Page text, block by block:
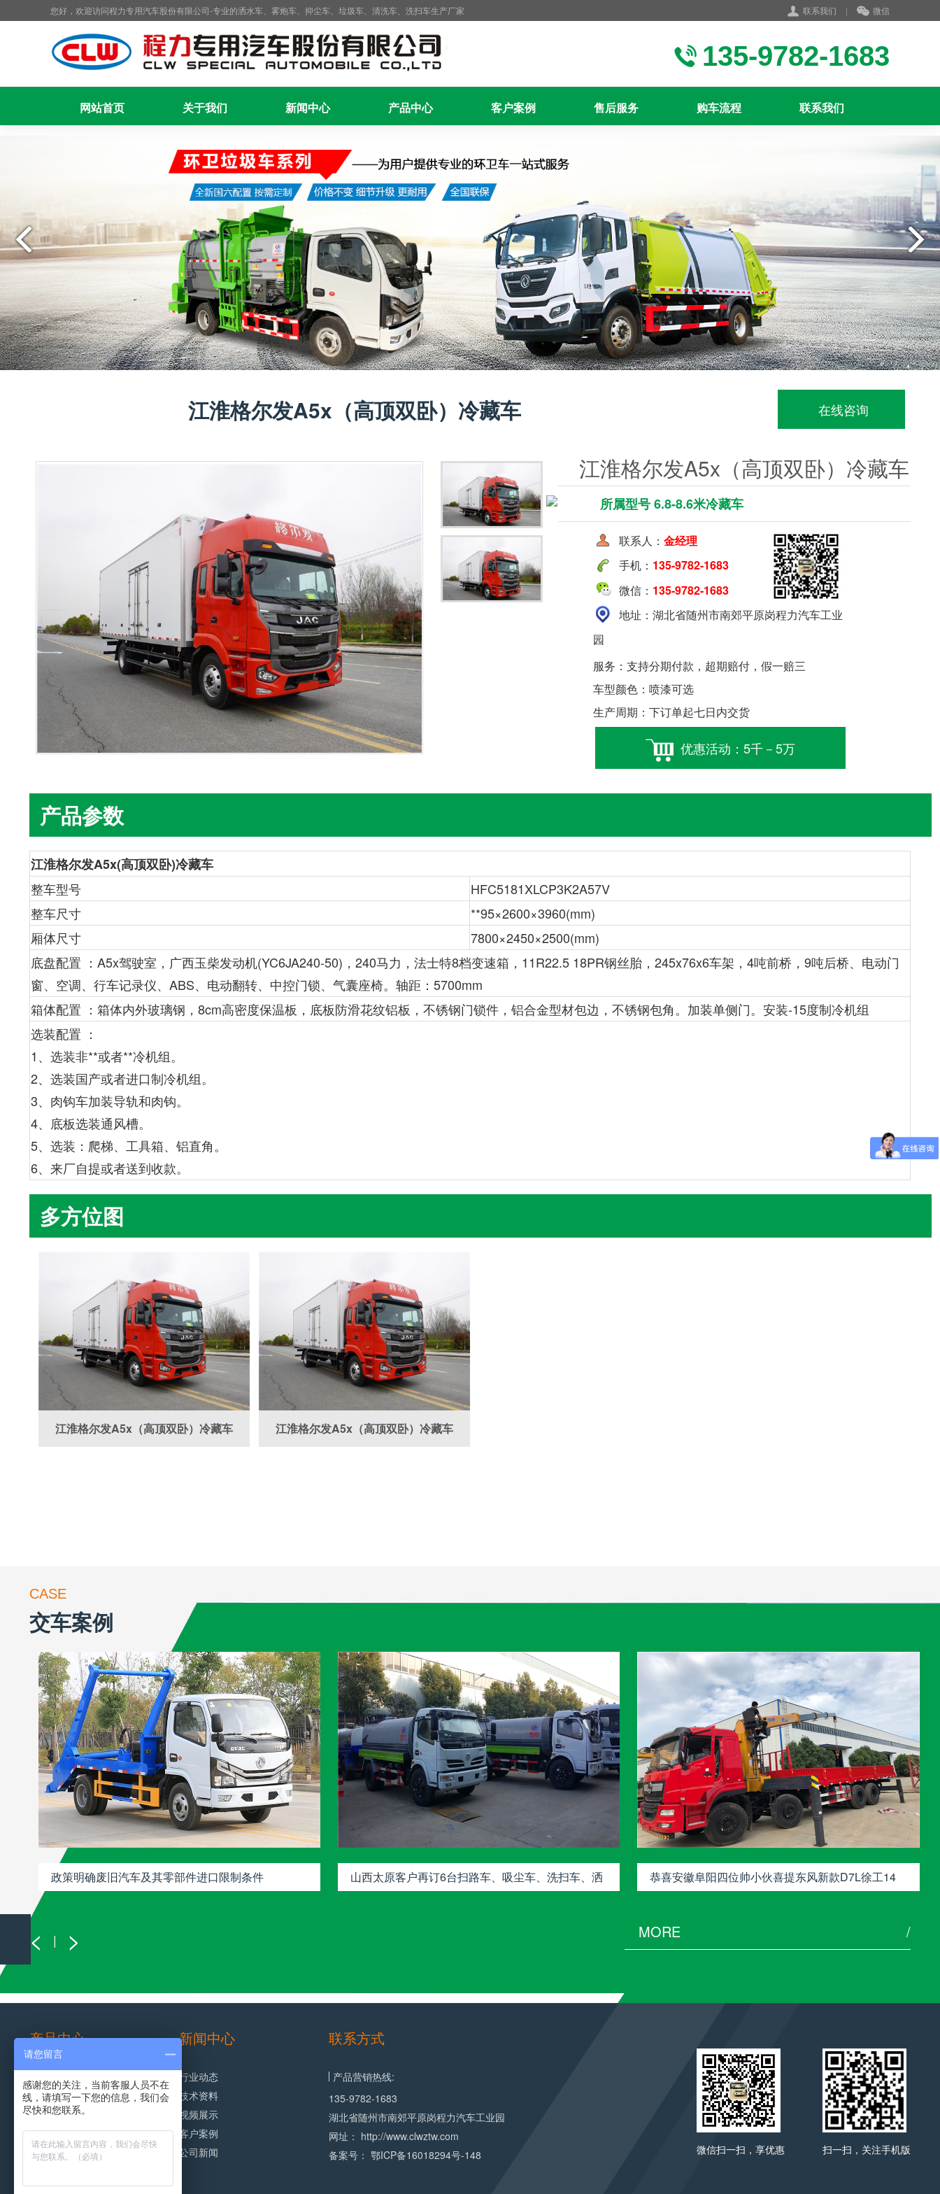
联系我们 | 微信
您好，欢迎访问程力专用汽车股份有限公司-专业的洒水车、雾炮车、抑尘车、垃圾车、清洗车、洗扫车生产厂家
135-9782-1683
网站首页 关于我们 新闻中心 产品中心 客户案例 售后服务 购车流程 联系我们
江淮格尔发A5x（高顶双卧）冷藏车 在线咨询
江淮格尔发A5x（高顶双卧）冷藏车
所属型号 6.8-8.6米冷藏车
联系人： 金经理
手机： 135-9782-1683
微信： 135-9782-1683
要购车就扫我
地址：湖北省随州市南郊平原岗程力汽车工业
园
服务：支持分期付款，超期赔付，假一赔三
车型颜色：喷漆可选
生产周期：下订单起七日内交货
优惠活动：5千－5万
产品参数
江淮格尔发A5x(高顶双卧)冷藏车
整车型号
HFC5181XLCP3K2A57V
整车尺寸
**95×2600×3960(mm)
厢体尺寸
7800×2450×2500(mm)
底盘配置 ：A5x驾驶室，广西玉柴发动机(YC6JA240-50)，240马力，法士特8档变速箱，11R22.5 18PR钢丝胎，245x76x6车架，4吨前桥，9吨后桥、电动门
窗、空调、行车记录仪、ABS、电动翻转、中控门锁、气囊座椅。轴距：5700mm
箱体配置 ：箱体内外玻璃钢，8cm高密度保温板，底板防滑花纹铝板，不锈钢门锁件，铝合金型材包边，不锈钢包角。加装单侧门。安装-15度制冷机组
选装配置 ：
1、选装非**或者**冷机组。
2、选装国产或者进口制冷机组。
3、肉钩车加装导轨和肉钩。
4、底板选装通风槽。
5、选装：爬梯、工具箱、铝直角。
6、来厂自提或者送到收款。
多方位图

江淮格尔发A5x（高顶双卧）冷藏车 江淮格尔发A5x（高顶双卧）冷藏车
CASE
交车案例
政策明确废旧汽车及其零部件进口限制条件
山西太原客户再订6台扫路车、吸尘车、洗扫车、洒
恭喜安徽阜阳四位帅小伙喜提东风新款D7L徐工14
< | > MORE /
产品中心
环卫垃圾车
清洗车系列
清扫车系列
新闻中心
行业动态
技术资料
视频展示
客户案例
公司新闻
联系方式
产品营销热线:
135-9782-1683
湖北省随州市南郊平原岗程力汽车工业园
网址： http://www.clwztw.com
备案号：鄂ICP备16018294号-148 微信扫一扫，享优惠 扫一扫，关注手机版
请您留言
感谢您的关注，当前客服人员不在
线，请填写一下您的信息，我们会
尽快和您联系。